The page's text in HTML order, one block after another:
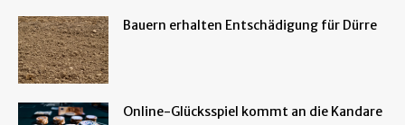
Bauern erhalten Entschädigung für Dürre
Online-Glücksspiel kommt an die Kandare